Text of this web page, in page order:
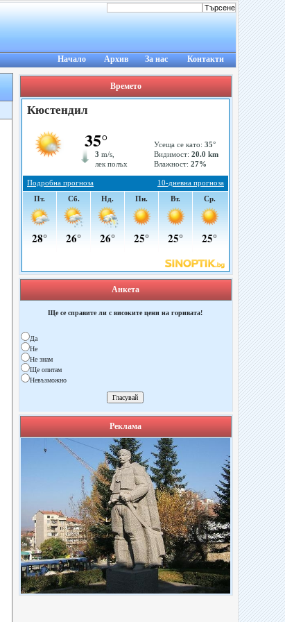
Начало Архив За нас Контакти
Времето
Анкета
Ще се справите ли с високите цени на горивата!
Да
Не
Не знам
Ще опитам
Невъзможно
Реклама